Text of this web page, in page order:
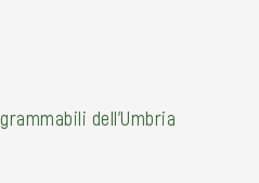
dell’Umbria